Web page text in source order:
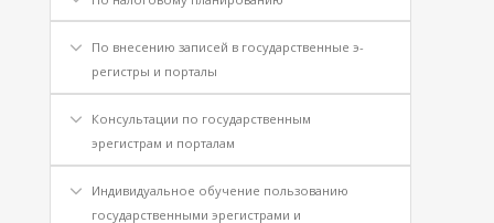
По внесению записей в государственные э-
регистры и порталы
Консультации по государственным
эрегистрам и порталам
Индивидуальное обучение пользованию
государственными эрегистрами и